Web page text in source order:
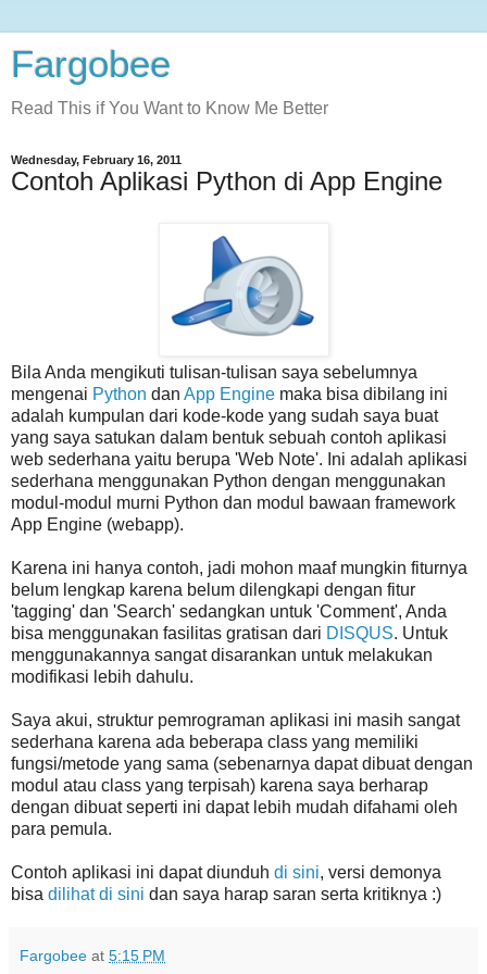
Fargobee
Read This if You Want to Know Me Better
Wednesday, February 16, 2011
Contoh Aplikasi Python di App Engine
Bila Anda mengikuti tulisan-tulisan saya sebelumnya
mengenai Python dan App Engine maka bisa dibilang ini
adalah kumpulan dari kode-kode yang sudah saya buat
yang saya satukan dalam bentuk sebuah contoh aplikasi
web sederhana yaitu berupa 'Web Note'. Ini adalah aplikasi
sederhana menggunakan Python dengan menggunakan
modul-modul murni Python dan modul bawaan framework
App Engine (webapp).
Karena ini hanya contoh, jadi mohon maaf mungkin fiturnya
belum lengkap karena belum dilengkapi dengan fitur
'tagging' dan 'Search' sedangkan untuk 'Comment', Anda
bisa menggunakan fasilitas gratisan dari DISQUS. Untuk
menggunakannya sangat disarankan untuk melakukan
modifikasi lebih dahulu.
Saya akui, struktur pemrograman aplikasi ini masih sangat
sederhana karena ada beberapa class yang memiliki
fungsi/metode yang sama (sebenarnya dapat dibuat dengan
modul atau class yang terpisah) karena saya berharap
dengan dibuat seperti ini dapat lebih mudah difahami oleh
para pemula.
Contoh aplikasi ini dapat diunduh di sini, versi demonya
bisa dilihat di sini dan saya harap saran serta kritiknya :)
Fargobee at 5:15 PM